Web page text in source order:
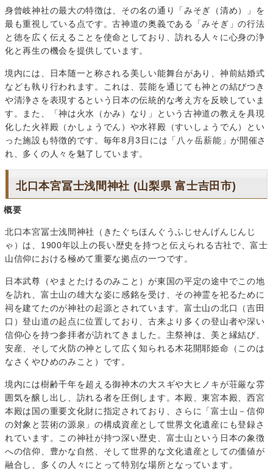
身曾岐神社の最大の特徴は、その名の通り「みそぎ（清め）」を
最も重視している点です。古神道の奥義である「みそぎ」の行法
と徳を広く伝えることを使命としており、訪れる人々に心身の浄
化と再生の機会を提供しています。
境内には、日本随一と称される美しい能舞台があり、神前結婚式
なども執り行われます。これは、芸能を通じても神との結びつき
や清浄さを表現するという日本の伝統的な考え方を反映していま
す。また、「神は火水（かみ）なり」という古神道の教えを具現
化した火祥殿（かしょうでん）や水祥殿（すいしょうでん）とい
った施設も特徴的です。毎年8月3日には「八ヶ岳薪能」が開催さ
れ、多くの人々を魅了しています。
北口本宮冨士浅間神社 (山梨県 富士吉田市)
概要
北口本宮冨士浅間神社（きたぐちほんぐうふじせんげんじんじ
ゃ）は、1900年以上の長い歴史を持つと伝えられる古社で、富士
山信仰における極めて重要な拠点の一つです。
日本武尊（やまとたけるのみこと）が東国の平定の途中でこの地
を訪れ、富士山の雄大な姿に感銘を受け、その神霊を祀るために
祠を建てたのが神社の起源とされています。富士山の北口（吉田
口）登山道の起点に位置しており、古来より多くの登山者や深い
信仰心を持つ参拝者が訪れてきました。主祭神は、美と縁結び、
安産、そして火防の神として広く知られる木花開耶姫命（このは
なさくやひめのみこと）です。
境内には樹齢千年を超える御神木の大スギや大ヒノキが荘厳な雰
囲気を醸し出し、訪れる者を圧倒します。本殿、東宮本殿、西宮
本殿は国の重要文化財に指定されており、さらに「富士山－信仰
の対象と芸術の源泉」の構成資産として世界文化遺産にも登録さ
れています。この神社が持つ深い歴史、富士山という日本の象徴
への信仰、豊かな自然、そして世界的な文化遺産としての価値が
融合し、多くの人々にとって特別な場所となっています。